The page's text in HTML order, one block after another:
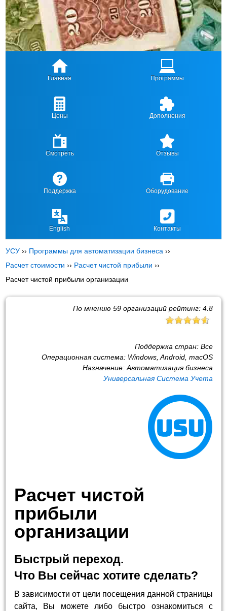
Главная Программы
Цены Дополнения
Смотреть Отзывы
Поддержка Оборудование
English Контакты
УСУ ›› Программы для автоматизации бизнеса ››
Расчет стоимости ›› Расчет чистой прибыли ››
Расчет чистой прибыли организации
По мнению 59организаций рейтинг: 4.8
Поддержка стран: Все
Операционная система: Windows, Android, macOS
Назначение: Автоматизация бизнеса
Универсальная Система Учета
Расчет чистой
прибыли
организации
Быстрый переход.
Что Вы сейчас хотите сделать?
В зависимости от цели посещения данной страницы
сайта, Вы можете либо быстро ознакомиться с